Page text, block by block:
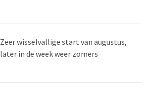
Zeer wisselvallige start van augustus,
later in de week weer zomers